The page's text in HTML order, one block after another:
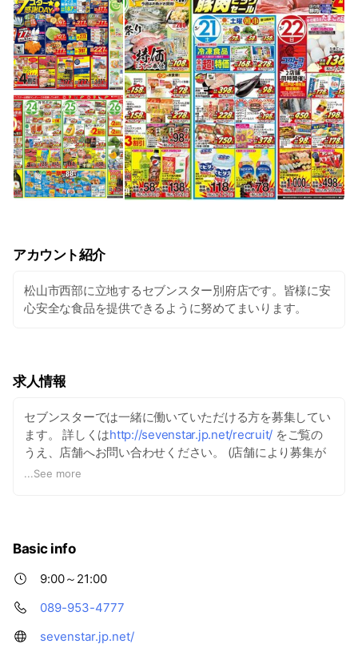
アカウント紹介
松山市西部に立地するセブンスター別府店です。皆様に安
心安全な食品を提供できるように努めてまいります。
求人情報
セブンスターでは一緒に働いていただける方を募集してい
ます。 詳しくはhttp://sevenstar.jp.net/recruit/ をご覧の
うえ、店舗へお問い合わせください。 (店舗により募集が
ない場合がございます。)
...See more
Basic info
9:00～21:00
089-953-4777
sevenstar.jp.net/